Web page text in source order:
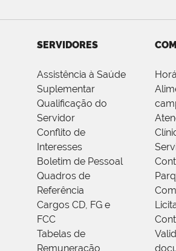
SERVIDORES
Assistência à Saúde
Suplementar
Qualificação do
Servidor
Conflito de
Interesses
Boletim de Pessoal
Quadros de
Referência
Cargos CD, FG e
FCC
Tabelas de
Remuneração